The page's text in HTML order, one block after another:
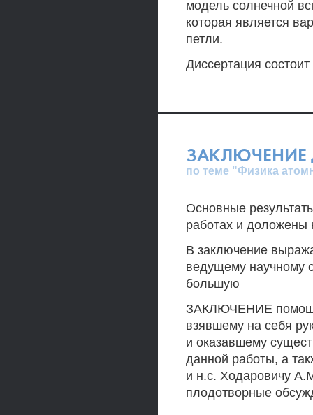
модель солнечной
которая является
петли.
Диссертация
ЗАКЛЮЧЕНИЕ
по теме "Физика
Основные
работах и доложены
В заключение
ведущему научному
большую
ЗАКЛЮЧЕНИЕ
взявшему на себя
и оказавшему
данной работы, а
и н.с. Ходаровичу
плодотворные